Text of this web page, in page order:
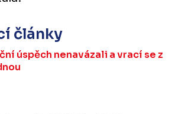
články
úspěch nenavázali a vrací se z